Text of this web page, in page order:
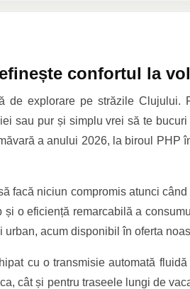
confortul la
de explorare pe străzile
sau pur și simplu vrei să te
a anului 2026, la biroul PHP
facă niciun compromis atunci
o eficiență remarcabilă a
acum disponibil în oferta
cu o transmisie automată
cât și pentru traseele lungi de